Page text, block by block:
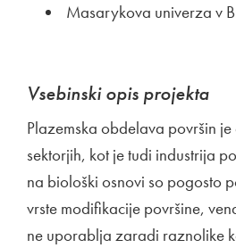
Masarykova univerza v
Vsebinski opis projekta
Plazemska obdelava površin
sektorjih, kot je tudi industrija
na biološki osnovi so pogosto
vrste modifikacije površine,
ne uporablja zaradi raznolike